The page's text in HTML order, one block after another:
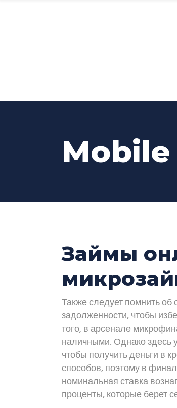
Займы
Также следует помнить
задолженности, чтобы
того, в арсенале
наличными. Однако здесь
чтобы получить деньги в
способов, поэтому в
номинальная ставка
проценты, которые берет